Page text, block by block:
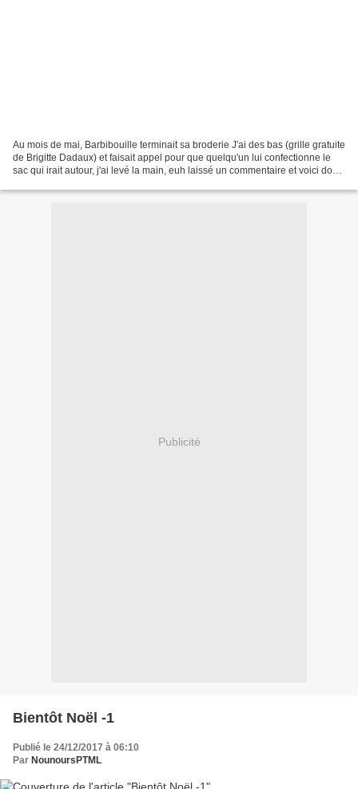
Au mois de mai, Barbibouille terminait sa broderie J'ai des bas (grille gratuite
de Brigitte Dadaux) et faisait appel pour que quelqu'un lui confectionne le
sac qui irait autour, j'ai levé la main, euh laissé un commentaire et voici donc
Publicité
Bientôt Noël -1
Publié le 24/12/2017 à 06:10
Par NounoursPTML